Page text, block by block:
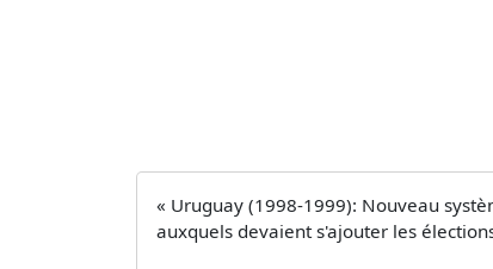
« Uruguay (1998-1999): Nouveau
auxquels devaient s'ajouter les